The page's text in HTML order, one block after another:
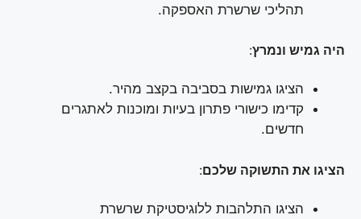
תהליכי שרשרת האספקה.
היה גמיש ונמרץ:
הציגו גמישות בסביבה בקצב מהיר.
קדימו כישורי פתרון בעיות ומוכנות לאתגרים
חדשים.
הציגו את התשוקה שלכם:
הציגו התלהבות ללוגיסטיקת שרשרת